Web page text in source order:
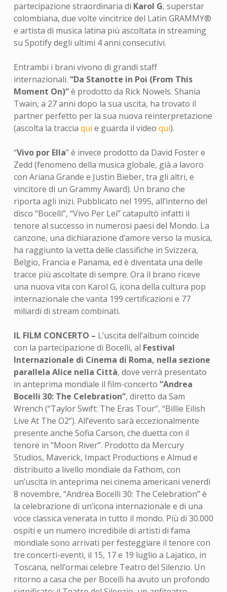
partecipazione straordinaria di Karol G, superstar
colombiana, due volte vincitrice del Latin GRAMMY®
e artista di musica latina più ascoltata in streaming
su Spotify degli ultimi 4 anni consecutivi.
Entrambi i brani vivono di grandi staff
internazionali. “Da Stanotte in Poi (From This
Moment On)”è prodotto da Rick Nowels. Shania
Twain, a 27 anni dopo la sua uscita, ha trovato il
partner perfetto per la sua nuova reinterpretazione
(ascolta la traccia qui e guarda il video qui).
“Vivo por Ella” è invece prodotto da David Foster e
Zedd (fenomeno della musica globale, già a lavoro
con Ariana Grande e Justin Bieber, tra gli altri, e
vincitore di un Grammy Award). Un brano che
riporta agli inizi. Pubblicato nel 1995, all’interno del
disco “Bocelli”, “Vivo Per Lei” catapultò infatti il
tenore al successo in numerosi paesi del Mondo. La
canzone, una dichiarazione d’amore verso la musica,
ha raggiunto la vetta delle classifiche in Svizzera,
Belgio, Francia e Panama, ed è diventata una delle
tracce più ascoltate di sempre. Ora il brano riceve
una nuova vita con Karol G, icona della cultura pop
internazionale che vanta 199 certificazioni e 77
miliardi di stream combinati.
IL FILM CONCERTO – L’uscita dell’album coincide
con la partecipazione di Bocelli, al Festival
Internazionale di Cinema di Roma, nella sezione
parallela Alice nella Città, dove verrà presentato
in anteprima mondiale il film-concerto “Andrea
Bocelli 30: The Celebration”, diretto da Sam
Wrench (“Taylor Swift: The Eras Tour”, “Billie Eilish
Live At The O2”). All’evento sarà eccezionalmente
presente anche Sofia Carson, che duetta con il
tenore in “Moon River”. Prodotto da Mercury
Studios, Maverick, Impact Productions e Almud e
distribuito a livello mondiale da Fathom, con
un’uscita in anteprima nei cinema americani venerdì
8 novembre, “Andrea Bocelli 30: The Celebration” è
la celebrazione di un’icona internazionale e di una
voce classica venerata in tutto il mondo. Più di 30.000
ospiti e un numero incredibile di artisti di fama
mondiale sono arrivati per festeggiare il tenore con
tre concerti-eventi, il 15, 17 e 19 luglio a Lajatico, in
Toscana, nell’ormai celebre Teatro del Silenzio. Un
ritorno a casa che per Bocelli ha avuto un profondo